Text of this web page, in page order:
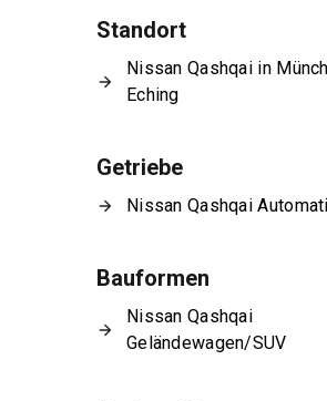
Standort
Nissan Qashqai in
Eching
Getriebe
Nissan Qashqai
Bauformen
Nissan Qashqai
Geländewagen/SUV